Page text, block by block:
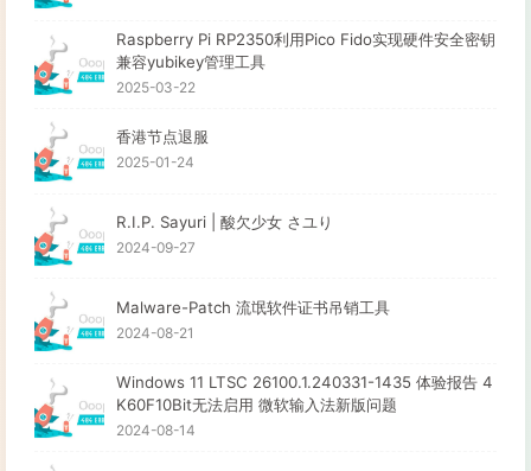
Raspberry Pi RP2350利用Pico Fido实现硬件安全密钥
兼容yubikey管理工具
2025-03-22
香港节点退服
2025-01-24
R.I.P. Sayuri | 酸欠少女 さユり
2024-09-27
Malware-Patch 流氓软件证书吊销工具
2024-08-21
Windows 11 LTSC 26100.1.240331-1435 体验报告 4
K60F10Bit无法启用 微软输入法新版问题
2024-08-14